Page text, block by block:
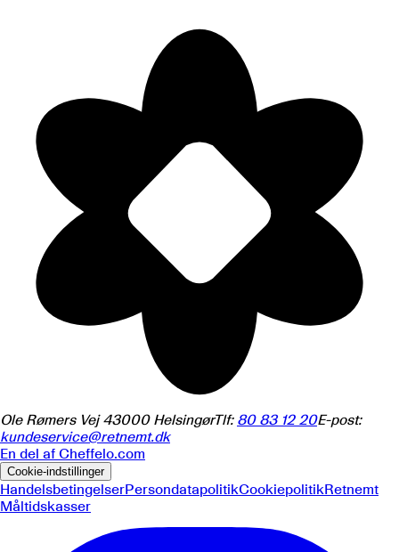
Ole Rømers Vej 43000 HelsingørTlf: 80 83 12 20E-post:
kundeservice@retnemt.dk
En del af Cheffelo.com
Cookie-indstillinger
HandelsbetingelserPersondatapolitikCookiepolitikRetnemt
Måltidskasser